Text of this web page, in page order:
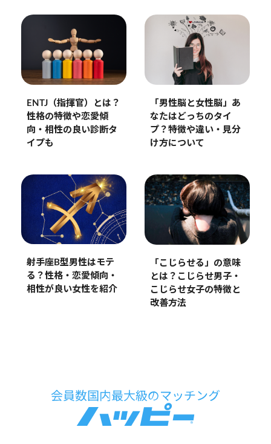
ENTJ（指揮官）とは？
性格の特徴や恋愛傾
向・相性の良い診断タ
イプも
「男性脳と女性脳」あ
なたはどっちのタイ
プ？特徴や違い・見分
け方について
射手座B型男性はモテ
る？性格・恋愛傾向・
相性が良い女性を紹介
「こじらせる」の意味
とは？こじらせ男子・
こじらせ女子の特徴と
改善方法